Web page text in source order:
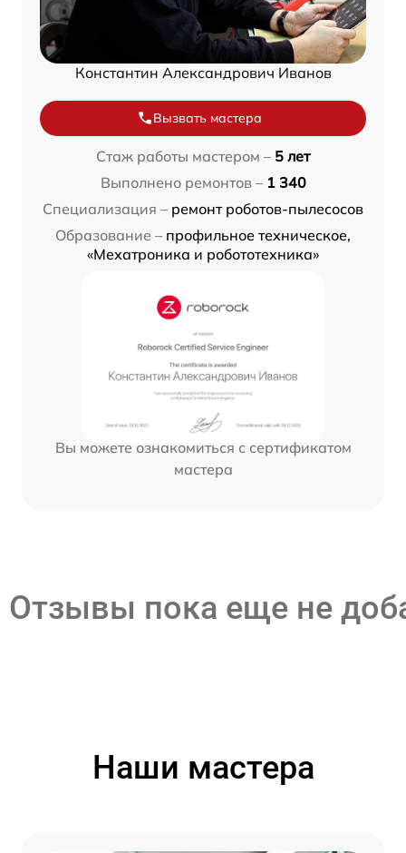
Константин Александрович Иванов
Вызвать мастера
Стаж работы мастером – 5 лет
Выполнено ремонтов – 1 340
Специализация – ремонт роботов-пылесосов
Образование – профильное техническое,
«Мехатроника и робототехника»
Вы можете ознакомиться с сертификатом
мастера
Отзывы пока еще не
Наши мастера